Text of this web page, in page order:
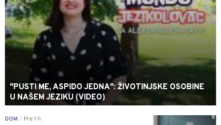
"PUSTI ME, ASPIDO JEDNA": ŽIVOTINJSKE OSOBINE
U NAŠEM JEZIKU (VIDEO)
0
DOM Pre 1 h